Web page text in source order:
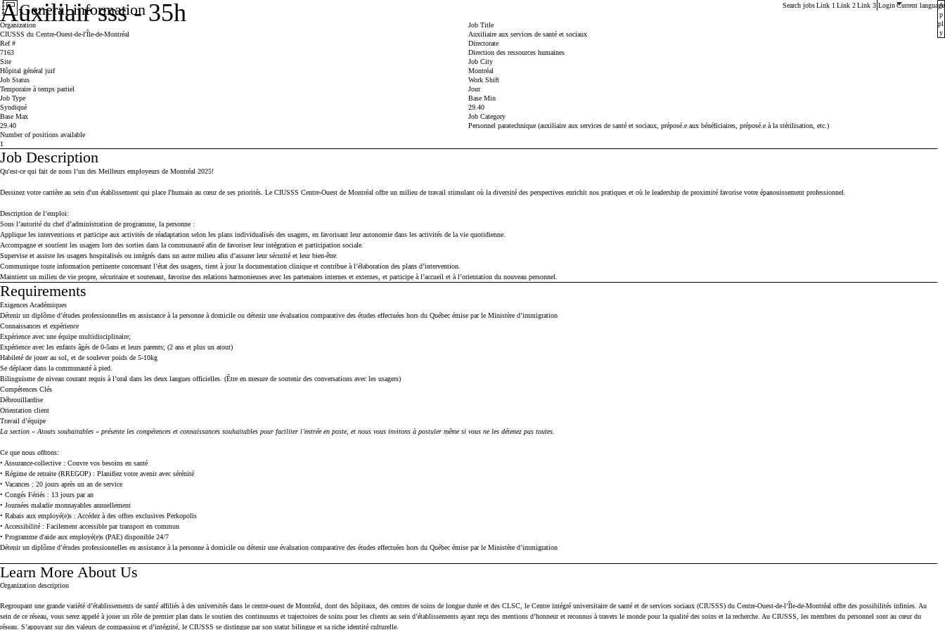
Main menu. Press enter or space keys to expands and
Search jobsLink 1 Link 2Link 3 LoginCurrent language
Auxiliair sss - 35h
General information
Press space or enter keys to toggle section visibility
Organization
CIUSSS du Centre-Ouest-de-l'Île-de-Montréal
Job Title
Auxiliaire aux services de santé et sociaux
Ref #
7163
Directorate
Direction des ressources humaines
Site
Hôpital général juif
Job City
Montréal
Job Status
Temporaire à temps partiel
Work Shift
Jour
Job Type
Syndiqué
Base Min
29.40
Base Max
29.40
Job Category
Personnel paratechnique (auxiliaire aux services de santé et sociaux, préposé.e aux bénéficiaires, préposé.e à la stérilisation, etc.)
Number of positions available
1
Job Description
Press space or enter keys to toggle section visibility
Qu'est-ce qui fait de nous l’un des Meilleurs employeurs de Montréal 2025!
Dessinez votre carrière au sein d'un établissement qui place l'humain au cœur de ses priorités. Le CIUSSS Centre-Ouest de Montréal offre un milieu de travail stimulant où la diversité des perspectives enrichit nos pratiques et où le leadership de proximité favorise votre épanouissement professionnel.
Description de l’emploi:
Sous l’autorité du chef d’administration de programme, la personne :
Applique les interventions et participe aux activités de réadaptation selon les plans individualisés des usagers, en favorisant leur autonomie dans les activités de la vie quotidienne.
Accompagne et soutient les usagers lors des sorties dans la communauté afin de favoriser leur intégration et participation sociale.
Supervise et assiste les usagers hospitalisés ou intégrés dans un autre milieu afin d’assurer leur sécurité et leur bien-être.
Communique toute information pertinente concernant l’état des usagers, tient à jour la documentation clinique et contribue à l’élaboration des plans d’intervention.
Maintient un milieu de vie propre, sécuritaire et soutenant, favorise des relations harmonieuses avec les partenaires internes et externes, et participe à l’accueil et à l’orientation du nouveau personnel.
Requirements
Press space or enter keys to toggle section visibility
Exigences Académiques
Détenir un diplôme d’études professionnelles en assistance à la personne à domicile ou détenir une évaluation comparative des études effectuées hors du Québec émise par le Ministère d’immigration
Connaissances et expérience
Expérience avec une équipe multidisciplinaire;
Expérience avec les enfants âgés de 0-5ans et leurs parents; (2 ans et plus un atout)
Habileté de jouer au sol, et de soulever poids de 5-10kg
Se déplacer dans la communauté à pied.
Bilinguisme de niveau courant requis à l’oral dans les deux langues officielles. (Être en mesure de soutenir des conversations avec les usagers)
Compétences Clés
Débrouillardise
Orientation client
Travail d’équipe
La section « Atouts souhaitables » présente les compétences et connaissances souhaitables pour faciliter l’entrée en poste, et nous vous invitons à postuler même si vous ne les détenez pas toutes.
Ce que nous offrons:
• Assurance-collective : Couvre vos besoins en santé
• Régime de retraite (RREGOP) : Planifiez votre avenir avec sérénité
• Vacances : 20 jours après un an de service
• Congés Fériés : 13 jours par an
• Journées maladie monnayables annuellement
• Rabais aux employé(e)s : Accédez à des offres exclusives Perkopolis
• Accessibilité : Facilement accessible par transport en commun
• Programme d'aide aux employé(e)s (PAE) disponible 24/7
Détenir un diplôme d’études professionnelles en assistance à la personne à domicile ou détenir une évaluation comparative des études effectuées hors du Québec émise par le Ministère d’immigration
Learn More About Us
Press space or enter keys to toggle section visibility
Organization description
Regroupant une grande variété d’établissements de santé affiliés à des universités dans le centre-ouest de Montréal, dont des hôpitaux, des centres de soins de longue durée et des CLSC, le Centre intégré universitaire de santé et de services sociaux (CIUSSS) du Centre-Ouest-de-l’Île-de-Montréal offre des possibilités infinies. Au
sein de ce réseau, vous serez appelé à jouer un rôle de premier plan dans le soutien des continuums et trajectoires de soins pour les clients au sein d’établissements ayant reçu des mentions d’honneur et reconnus à travers le monde pour la qualité des soins et la recherche. Au CIUSSS, les membres du personnel sont au cœur du
réseau. S’appuyant sur des valeurs de compassion et d’intégrité, le CIUSSS se distingue par son statut bilingue et sa riche identité culturelle.
A
p
pl
y